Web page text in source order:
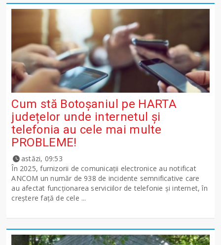
Cum stă Botoșaniul pe HARTA
județelor unde internetul și
telefonia au cele mai multe
PROBLEME!
astăzi, 09:53
În 2025, furnizorii de comunicații electronice au notificat
ANCOM un număr de 938 de incidente semnificative care
au afectat funcționarea serviciilor de telefonie și internet, în
creștere față de cele ...